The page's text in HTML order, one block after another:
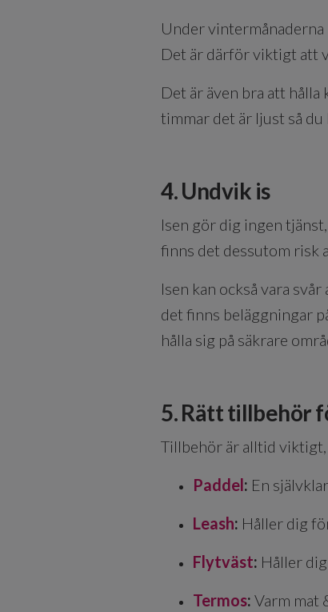
Under
Det är därför viktigt att
Det är även bra att
timmar det är ljust så
4. Undvik is
Isen gör dig ingen
finns det dessutom risk
Isen kan också vara
det finns beläggningar
hålla sig på säkrare
5. Rätt tillbehör
Tillbehör är alltid
Paddel: En
Leash: Håller dig
Flytväst: Håller
Termos:Varm mat